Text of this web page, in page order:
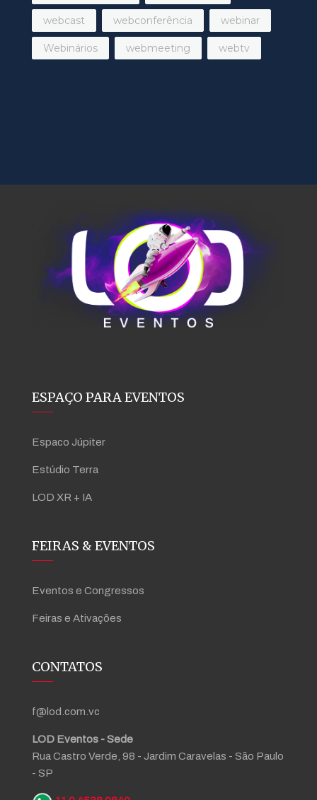
webcast webconferência webinar
Webinários webmeeting webtv
ESPAÇO PARA EVENTOS
Espaco Júpiter
Estúdio Terra
LOD XR + IA
FEIRAS & EVENTOS
Eventos e Congressos
Feiras e Ativações
CONTATOS
f@lod.com.vc
LOD Eventos - Sede
Rua Castro Verde, 98 - Jardim Caravelas - São Paulo
- SP